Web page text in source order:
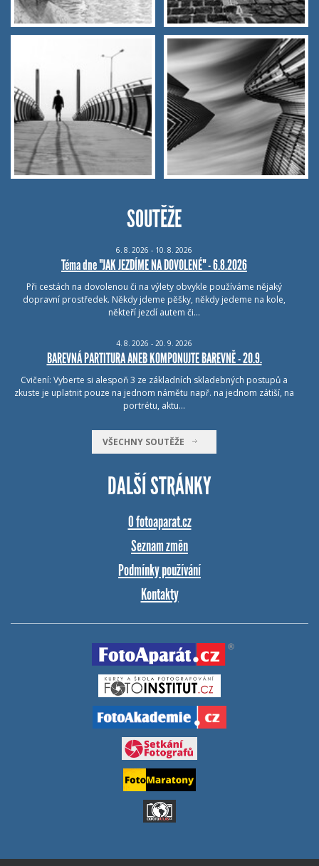
SOUTĚŽE
6. 8. 2026 - 10. 8. 2026
Téma dne "JAK JEZDÍME NA DOVOLENÉ" - 6.8.2026
Při cestách na dovolenou či na výlety obvykle používáme nějaký
dopravní prostředek. Někdy jdeme pěšky, někdy jedeme na kole,
někteří jezdí autem či…
4. 8. 2026 - 20. 9. 2026
BAREVNÁ PARTITURA ANEB KOMPONUJTE BAREVNĚ - 20.9.
Cvičení: Vyberte si alespoň 3 ze základních skladebných postupů a
zkuste je uplatnit pouze na jednom námětu např. na jednom zátiší, na
portrétu, aktu…
VŠECHNY SOUTĚŽE
DALŠÍ STRÁNKY
O fotoaparat.cz
Seznam změn
Podmínky používání
Kontakty